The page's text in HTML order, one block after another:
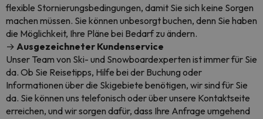
flexible Stornierungsbedingungen, damit Sie sich keine Sorgen
machen müssen. Sie können unbesorgt buchen, denn Sie haben
die Möglichkeit, Ihre Pläne bei Bedarf zu ändern.
→ Ausgezeichneter Kundenservice
Unser Team von Ski- und Snowboardexperten ist immer für Sie
da. Ob Sie Reisetipps, Hilfe bei der Buchung oder
Informationen über die Skigebiete benötigen, wir sind für Sie
da. Sie können uns telefonisch oder über unsere Kontaktseite
erreichen, und wir sorgen dafür, dass Ihre Anfrage umgehend